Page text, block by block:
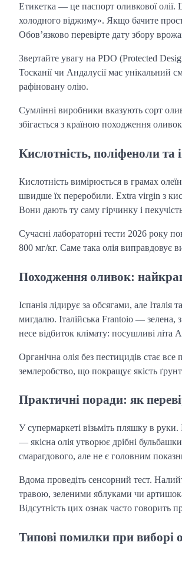
Етикетка — це паспорт оливкової
холодного віджиму». Якщо бачите
Обов’язково перевірте дату збору
Звертайте увагу на PDO (Protected
Тосканії чи Андалусії має
рафіновану олію.
Сумлінні виробники вказують сорт
збігається з країною походження
Кислотність, поліфеноли та
Кислотність вимірюється в грамах
швидше їх переробили. Extra virgin з
Вони дають ту саму гірчинку і
Сучасні лабораторні тести 2026 року
800 мг/кг. Саме така олія виправдовує
Походження оливок:
Іспанія лідирує за обсягами, але
мигдалю. Італійська Frantoio —
несе відбиток клімату: посушливі
Органічна олія без пестицидів стає
землеробство, що покращує якість
Практичні поради: як
У супермаркеті візьміть пляшку в
— якісна олія утворює дрібні
смарагдового, але не є головним
Вдома проведіть сенсорний тест.
травою, зеленими яблуками чи
Відсутність цих ознак часто говорить
Типові помилки при виборі